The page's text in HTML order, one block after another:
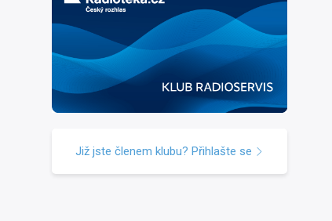
Již jste členem klubu? Přihlašte se